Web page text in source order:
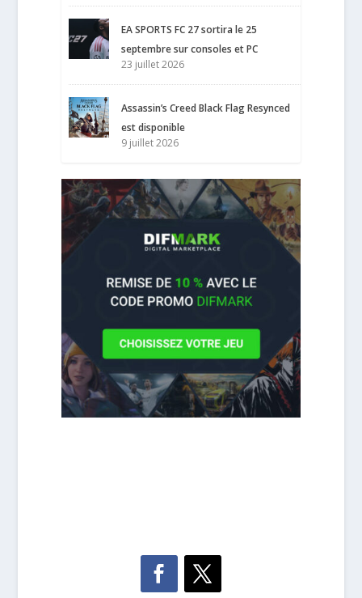
EA SPORTS FC 27 sortira le 25
septembre sur consoles et PC
23 juillet 2026
Assassin’s Creed Black Flag Resynced
est disponible
9 juillet 2026